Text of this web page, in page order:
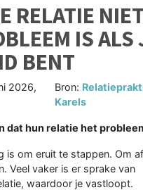
RELATIE
IS ALS
BENT
2026,
Bron:
Karels
dat hun relatie het
is om eruit te stappen. Om
Veel vaker is er sprake van
waardoor je vastloopt.